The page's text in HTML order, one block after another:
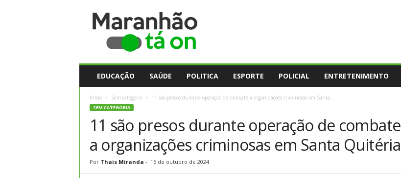
EDUCAÇÃO SAÚDE POLITICA ESPORTE POLICIAL ENTRETENIMENTO
Início Sem categoria 11 são presos durante operação de combate a organizações criminosas em Santa...
SEM CATEGORIA
11 são presos durante operação de combate
a organizações criminosas em Santa Quitéria
Por Thais Miranda - 15 de outubro de 2024